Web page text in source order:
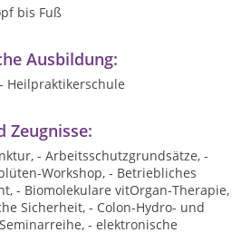
bis Fuß
Ausbildung:
Heilpraktikerschule
Zeugnisse:
- Arbeitsschutzgrundsätze, -
Workshop, - Betriebliches
- Biomolekulare vitOrgan-Therapie,
Sicherheit, - Colon-Hydro- und
- elektronische